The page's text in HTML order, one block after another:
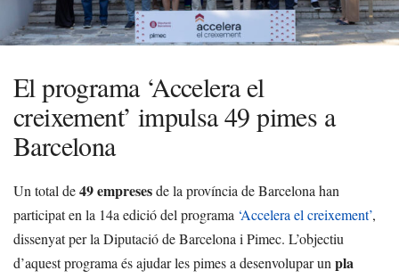
El programa ‘Accelera el
creixement’ impulsa 49 pimes a
Barcelona
Un total de49 empresesde la província de Barcelona han
participat en la 14a edició del programa ‘Accelera el creixement’,
dissenyat per la Diputació de Barcelona i Pimec. L’objectiu
d’aquest programa és ajudar les pimes a desenvolupar un pla